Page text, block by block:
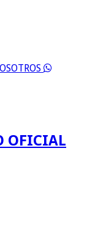
OFICIAL